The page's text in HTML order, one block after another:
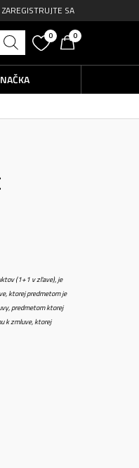
ZAREGISTRUJTE SA
0 0
(1+1 v zľave), je
ktorej predmetom je
predmetom ktorej
k zmluve, ktorej